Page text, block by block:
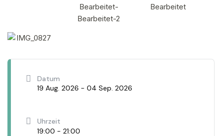
Datum
19 Aug. 2026 - 04 Sep. 2026
Uhrzeit
19:00 - 21:00